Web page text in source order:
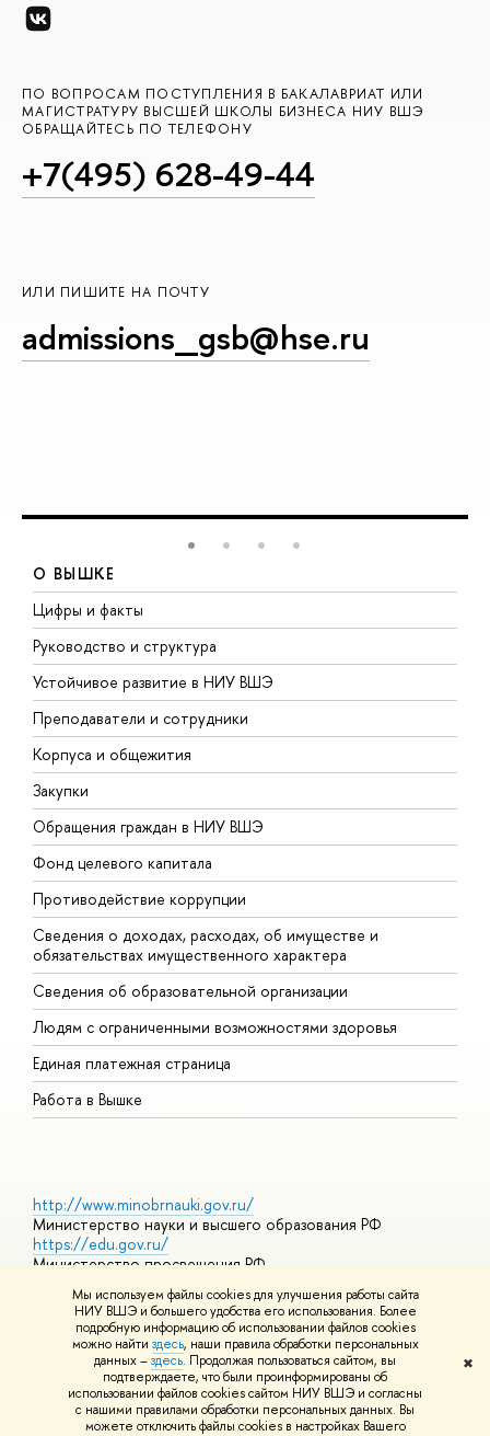
Мы используем файлы cookies для улучшения работы сайта
НИУ ВШЭ и большего удобства его использования. Более
подробную информацию об использовании файлов cookies
можно найти здесь, наши правила обработки персональных
данных –здесь. Продолжая пользоваться сайтом, вы
подтверждаете, что были проинформированы об
использовании файлов cookies сайтом НИУ ВШЭ и согласны
с нашими правилами обработки персональных данных. Вы
можете отключить файлы cookies в настройках Вашего
✖
ПО ВОПРОСАМ ПОСТУПЛЕНИЯ В БАКАЛАВРИАТ ИЛИ
МАГИСТРАТУРУ ВЫСШЕЙ ШКОЛЫ БИЗНЕСА НИУ ВШЭ
ОБРАЩАЙТЕСЬ ПО ТЕЛЕФОНУ
+7(495) 628-49-44
ИЛИ ПИШИТЕ НА ПОЧТУ
admissions_gsb@hse.ru
О ВЫШКЕ
Цифры и факты
Руководство и структура
Устойчивое развитие в НИУ ВШЭ
Преподаватели и сотрудники
Корпуса и общежития
Закупки
Обращения граждан в НИУ ВШЭ
Фонд целевого капитала
Противодействие коррупции
Сведения о доходах, расходах, об имуществе и
обязательствах имущественного характера
Сведения об образовательной организации
Людям с ограниченными возможностями здоровья
Единая платежная страница
Работа в Вышке
http://www.minobrnauki.gov.ru/
Министерство науки и высшего образования РФ
https://edu.gov.ru/
Министерство просвещения РФ
https://elearning.hse.ru/mooc
Массовые открытые онлайн-курсы
© НИУ ВШЭ 1993–2026 Адреса и контактыУсловия
использования материалов Политика конфиденциальности
Шрифты HSE Sans и HSE Slab разработаны вШколе дизайна НИУ